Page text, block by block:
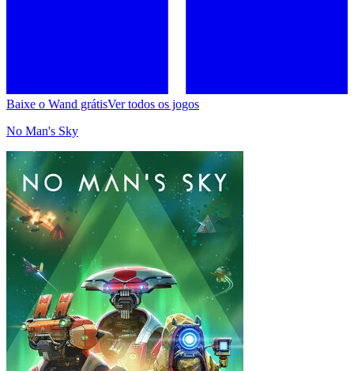
Baixe o Wand grátisVer todos os jogos
No Man's Sky